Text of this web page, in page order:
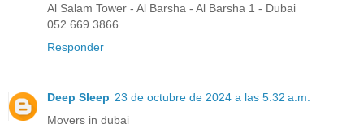
Al Salam Tower - Al Barsha - Al Barsha 1 - Dubai
052 669 3866
Responder
Deep Sleep 23 de octubre de 2024 a las 5:32 a.m.
Movers in dubai